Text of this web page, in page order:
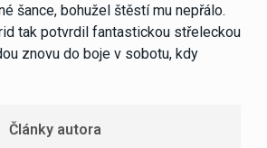
šance, bohužel štěstí mu nepřálo.
tak potvrdil fantastickou střeleckou
znovu do boje v sobotu, kdy
Články autora